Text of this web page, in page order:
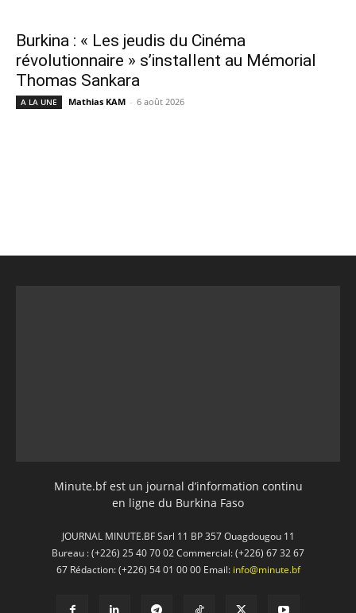
Burkina : « Les jeudis du Cinéma
révolutionnaire » s’installent au Mémorial
Thomas Sankara
A LA UNE Mathias KAM - 6 août 2026
Minute.bf est un journal d’information continu
en ligne du Burkina Faso
JOURNAL MINUTE.BF Sarl 11 BP 357 Ouagdougou 11
Bureau : (+226) 25 40 70 02 Commercial: (+226) 67 32 67
67 Rédaction: (+226) 54 01 00 00 Email: info@minute.bf